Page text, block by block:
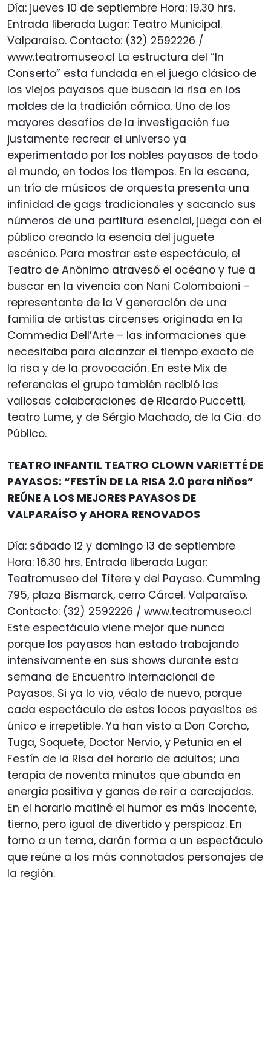
Día: jueves 10 de septiembre Hora: 19.30 hrs.
Entrada liberada Lugar: Teatro Municipal.
Valparaíso. Contacto: (32) 2592226 /
www.teatromuseo.cl La estructura del “In
Conserto” esta fundada en el juego clásico de
los viejos payasos que buscan la risa en los
moldes de la tradición cómica. Uno de los
mayores desafíos de la investigación fue
justamente recrear el universo ya
experimentado por los nobles payasos de todo
el mundo, en todos los tiempos. En la escena,
un trío de músicos de orquesta presenta una
infinidad de gags tradicionales y sacando sus
números de una partitura esencial, juega con el
público creando la esencia del juguete
escénico. Para mostrar este espectáculo, el
Teatro de Anônimo atravesó el océano y fue a
buscar en la vivencia con Nani Colombaioni –
representante de la V generación de una
familia de artistas circenses originada en la
Commedia Dell’Arte – las informaciones que
necesitaba para alcanzar el tiempo exacto de
la risa y de la provocación. En este Mix de
referencias el grupo también recibió las
valiosas colaboraciones de Ricardo Puccetti,
teatro Lume, y de Sérgio Machado, de la Cia. do
Público.
TEATRO INFANTIL TEATRO CLOWN VARIETTÉ DE
PAYASOS: “FESTÍN DE LA RISA 2.0 para niños”
REÚNE A LOS MEJORES PAYASOS DE
VALPARAÍSO y AHORA RENOVADOS
Día: sábado 12 y domingo 13 de septiembre
Hora: 16.30 hrs. Entrada liberada Lugar:
Teatromuseo del Títere y del Payaso. Cumming
795, plaza Bismarck, cerro Cárcel. Valparaíso.
Contacto: (32) 2592226 / www.teatromuseo.cl
Este espectáculo viene mejor que nunca
porque los payasos han estado trabajando
intensivamente en sus shows durante esta
semana de Encuentro Internacional de
Payasos. Si ya lo vio, véalo de nuevo, porque
cada espectáculo de estos locos payasitos es
único e irrepetible. Ya han visto a Don Corcho,
Tuga, Soquete, Doctor Nervio, y Petunia en el
Festín de la Risa del horario de adultos; una
terapia de noventa minutos que abunda en
energía positiva y ganas de reír a carcajadas.
En el horario matiné el humor es más inocente,
tierno, pero igual de divertido y perspicaz. En
torno a un tema, darán forma a un espectáculo
que reúne a los más connotados personajes de
la región.